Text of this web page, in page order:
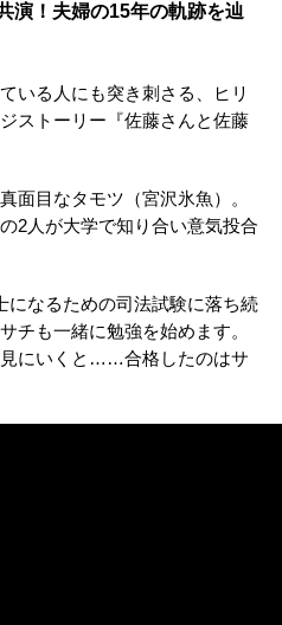
演！夫婦の15年の軌跡を辿
いる人にも突き刺さる、ヒリ
ストーリー『佐藤さんと佐藤
面目なタモツ（宮沢氷魚）。
2人が大学で知り合い意気投合
になるための司法試験に落ち続
チも一緒に勉強を始めます。
にいくと……合格したのはサ